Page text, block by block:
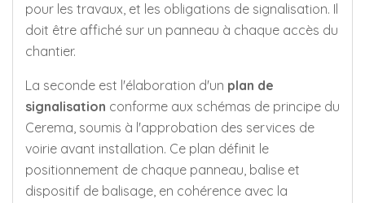
pour les travaux, et les obligations de signalisation. Il
doit être affiché sur un panneau à chaque accès du
chantier.
La seconde est l'élaboration d'un plan de
signalisation conforme aux schémas de principe du
Cerema, soumis à l'approbation des services de
voirie avant installation. Ce plan définit le
positionnement de chaque panneau, balise et
dispositif de balisage, en cohérence avec la